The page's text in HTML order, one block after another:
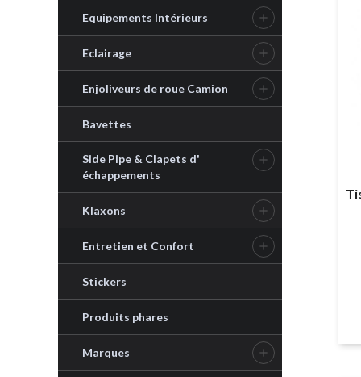
Equipements Intérieurs 
Eclairage 
Enjoliveurs de roue Camion 
Bavettes
Side Pipe & Clapets d'
échappements

Klaxons 
Entretien et Confort 
Stickers
Produits phares
Marques 